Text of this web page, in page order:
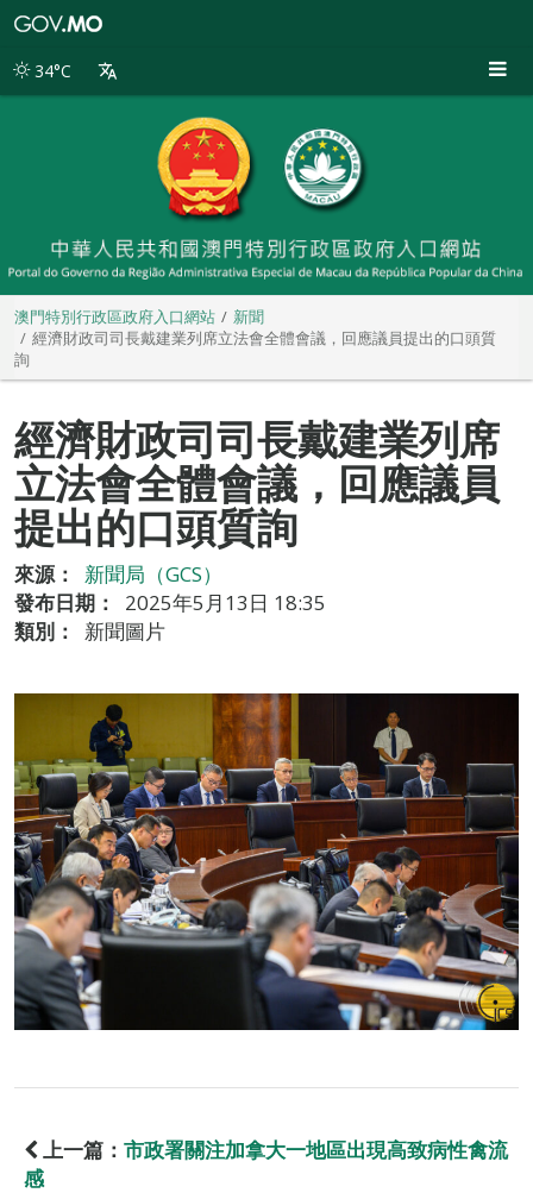
別
34°C
澳門特別行政區政府入口網站
新聞
經濟財政司司長戴建業列席立法會全體會議，回應議員提出的口頭質
詢
經濟財政司司長戴建業列席
立法會全體會議，回應議員
提出的口頭質詢
來源：
新聞局（GCS）
發布日期：
2025年5月13日 18:35
類別：
新聞圖片
上一篇： 市政署關注加拿大一地區出現高致病性禽流
感